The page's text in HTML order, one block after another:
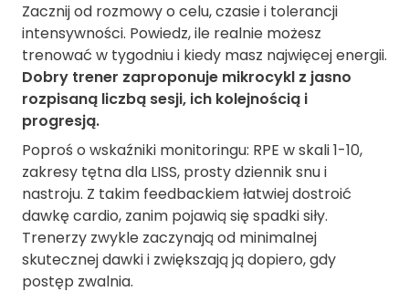
Zacznij od rozmowy o celu, czasie i tolerancji
intensywności. Powiedz, ile realnie możesz
trenować w tygodniu i kiedy masz najwięcej energii.
Dobry trener zaproponuje mikrocykl z jasno
rozpisaną liczbą sesji, ich kolejnością i
progresją.
Poproś o wskaźniki monitoringu: RPE w skali 1-10,
zakresy tętna dla LISS, prosty dziennik snu i
nastroju. Z takim feedbackiem łatwiej dostroić
dawkę cardio, zanim pojawią się spadki siły.
Trenerzy zwykle zaczynają od minimalnej
skutecznej dawki i zwiększają ją dopiero, gdy
postęp zwalnia.